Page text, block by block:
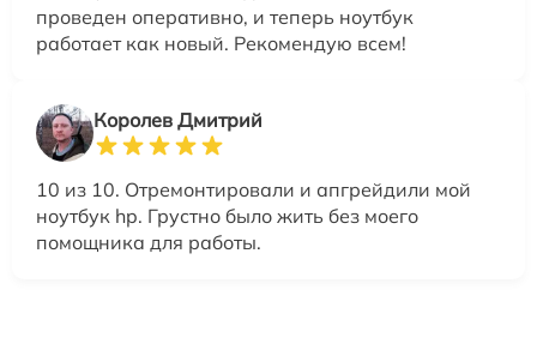
проведен оперативно, и теперь ноутбук
работает как новый. Рекомендую всем!
Королев Дмитрий
10 из 10. Отремонтировали и апгрейдили мой
ноутбук hp. Грустно было жить без моего
помощника для работы.